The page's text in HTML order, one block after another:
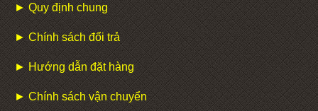
► Quy định chung
► Chính sách đổi trả
► Hướng dẫn đặt hàng
► Chính sách vận chuyển